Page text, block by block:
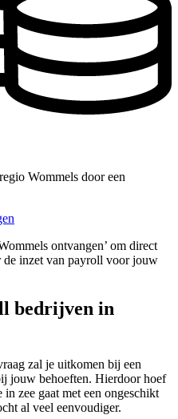
Wommels door een
ontvangen’ om direct
inzet van payroll voor jouw
bedrijven in
zal je uitkomen bij een
jouw behoeften. Hierdoor hoef
zee gaat met een ongeschikt
al veel eenvoudiger.